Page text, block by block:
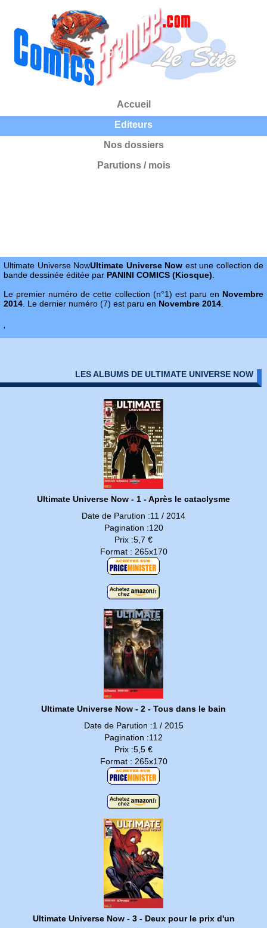
Accueil
Editeurs
Nos dossiers
Parutions / mois
Ultimate Universe NowUltimate Universe Now est une collection de
bande dessinée éditée par PANINI COMICS (Kiosque)
Le premier numéro de cette collection (n°1) est paru en Novembre
2014 . Le dernier numéro (7) est paru en Novembre 2014
'
LES ALBUMS DE ULTIMATE UNIVERSE NOW
Ultimate Universe Now - 1 - Après le cataclysme
Date de Parution :11 / 2014
Pagination :120
Prix :5,7 €
Format : 265x170
Ultimate Universe Now - 2 - Tous dans le bain
Date de Parution :1 / 2015
Pagination :112
Prix :5,5 €
Format : 265x170
Ultimate Universe Now - 3 - Deux pour le prix d'un